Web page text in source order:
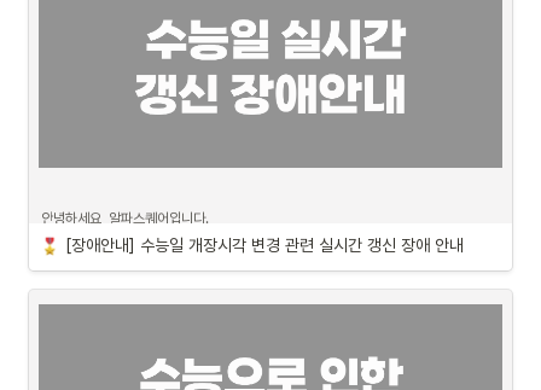
안녕하세요, 알파스퀘어입니다.
오늘(11월 18일)이 수능일인 관계로 알파스퀘어 시스템의 장 시작 시각과 장 마감 시
각을 한 시간씩 미루는 작업을 사전에 진행했습니다.
중단이 되었습니다.
[장애안내] 수능일 개장시각 변경 관련 실시간 갱신 장애 안내